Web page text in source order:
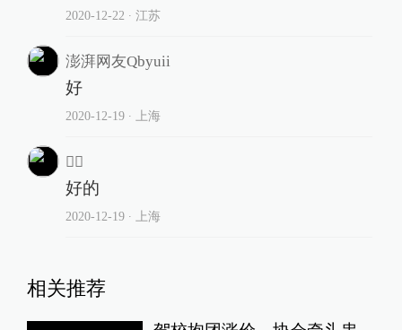
2020-12-22 ∙ 江苏
澎湃网友Qbyuii
好
2020-12-19∙ 上海

好的
2020-12-19∙ 上海
相关推荐